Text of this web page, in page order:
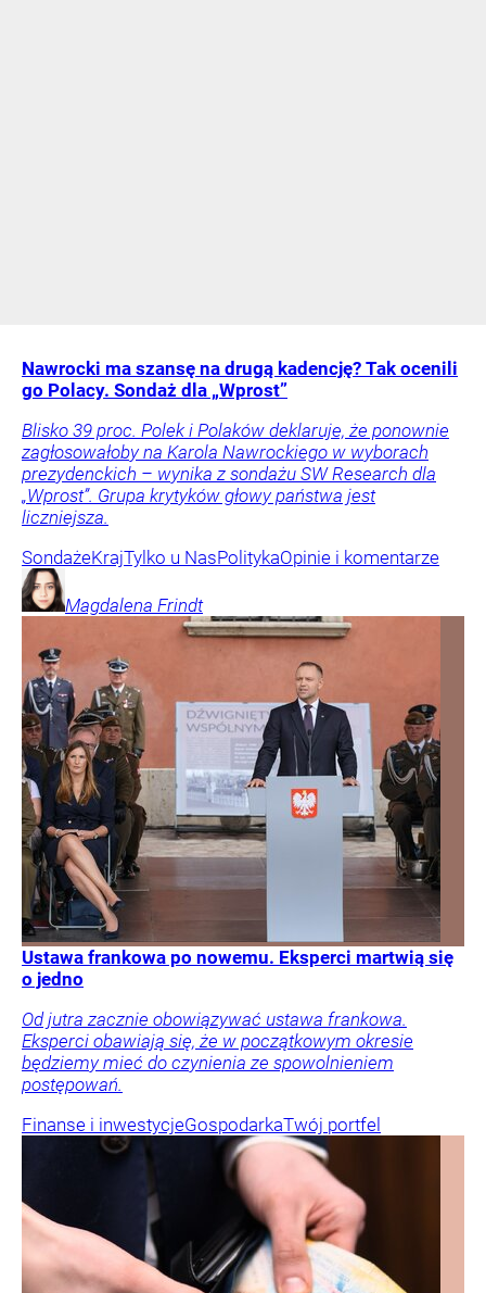
Nawrocki ma szansę na drugą kadencję? Tak ocenili
go Polacy. Sondaż dla „Wprost”
Blisko 39 proc. Polek i Polaków deklaruje, że ponownie
zagłosowałoby na Karola Nawrockiego w wyborach
prezydenckich – wynika z sondażu SW Research dla
„Wprost”. Grupa krytyków głowy państwa jest
liczniejsza.
SondażeKrajTylko u NasPolitykaOpinie i komentarze
Magdalena Frindt
Ustawa frankowa po nowemu. Eksperci martwią się
o jedno
Od jutra zacznie obowiązywać ustawa frankowa.
Eksperci obawiają się, że w początkowym okresie
będziemy mieć do czynienia ze spowolnieniem
postępowań.
Finanse i inwestycjeGospodarkaTwój portfel